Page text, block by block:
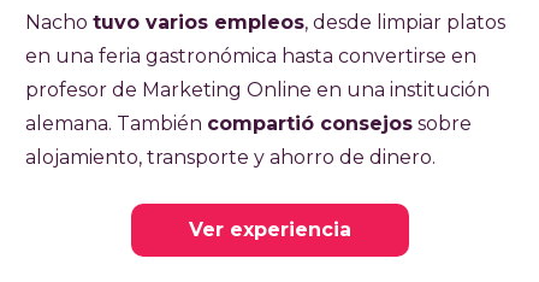
Nacho tuvo varios empleos, desde limpiar platos
en una feria gastronómica hasta convertirse en
profesor de Marketing Online en una institución
alemana. También compartió consejos sobre
alojamiento, transporte y ahorro de dinero.
Ver experiencia